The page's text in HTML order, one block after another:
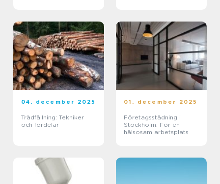
04. december 2025
Trädfällning: Tekniker
och fördelar
01. december 2025
Företagsstädning i
Stockholm: För en
hälsosam arbetsplats